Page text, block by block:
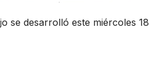
se desarrolló este miércoles 18